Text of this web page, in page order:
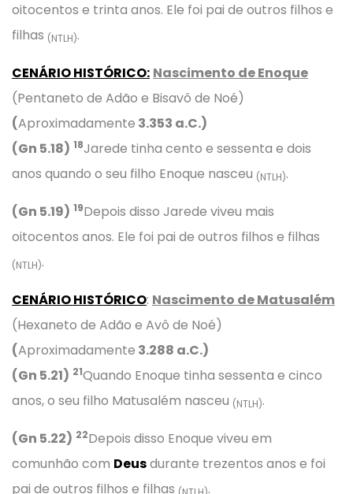
oitocentos e trinta anos. Ele foi pai de outros filhos e
filhas (NTLH).
CENÁRIO HISTÓRICO: Nascimento de Enoque
(Pentaneto de Adão e Bisavô de Noé)
(Aproximadamente 3.353 a.C.)
(Gn 5.18) 18Jarede tinha cento e sessenta e dois
anos quando o seu filho Enoque nasceu (NTLH).
(Gn 5.19) 19Depois disso Jarede viveu mais
oitocentos anos. Ele foi pai de outros filhos e filhas
(NTLH).
CENÁRIO HISTÓRICO: Nascimento de Matusalém
(Hexaneto de Adão e Avô de Noé)
(Aproximadamente 3.288 a.C.)
(Gn 5.21) 21Quando Enoque tinha sessenta e cinco
anos, o seu filho Matusalém nasceu (NTLH).
(Gn 5.22) 22Depois disso Enoque viveu em
comunhão com Deusdurante trezentos anos e foi
pai de outros filhos e filhas
.